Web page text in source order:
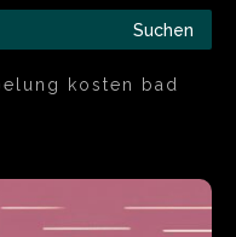
Suchen
kosten bad